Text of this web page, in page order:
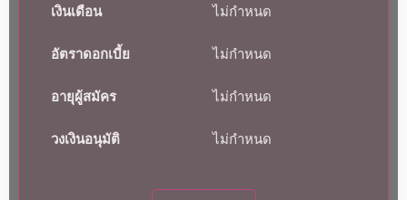
เงินเดือน
ไม่กำหนด
อัตราดอกเบี้ย ไม่กำหนด
อายุผู้สมัคร ไม่กำหนด
วงเงินอนุมัติ ไม่กำหนด